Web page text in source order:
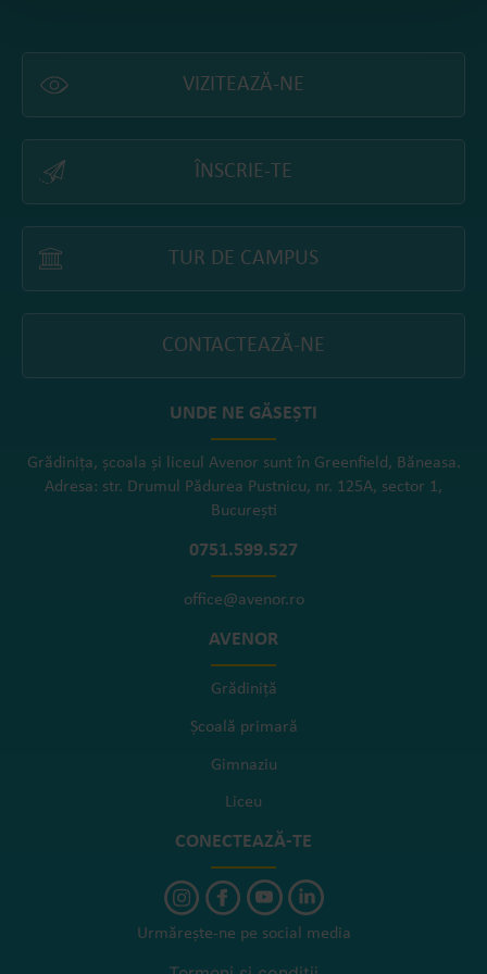
VIZITEAZĂ-NE
ÎNSCRIE-TE
TUR DE CAMPUS
CONTACTEAZĂ-NE
UNDE NE GĂSEȘTI
Grădinița, școala și liceul Avenor sunt în Greenfield, Băneasa.
Adresa: str. Drumul Pădurea Pustnicu, nr. 125A, sector 1,
București
0751.599.527
office@avenor.ro
AVENOR
Grădiniță
Școală primară
Gimnaziu
Liceu
CONECTEAZĂ-TE
Urmărește-ne pe social media